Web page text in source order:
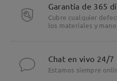
Garantía de 365
Cubre cualquier
los materiales y
Chat en vivo 24/7
Estamos siempre